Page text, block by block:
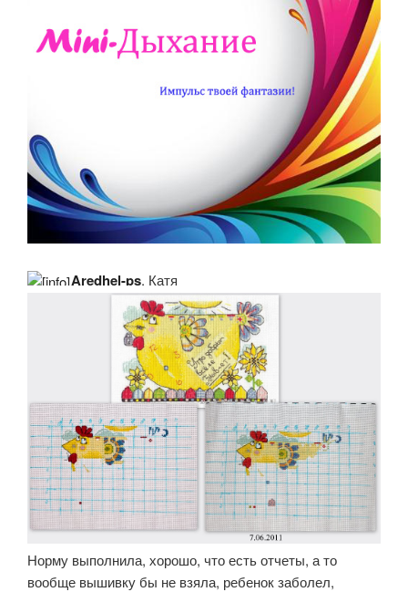
Aredhel-ps, Катя
Норму выполнила, хорошо, что есть отчеты, а то
вообще вышивку бы не взяла, ребенок заболел,